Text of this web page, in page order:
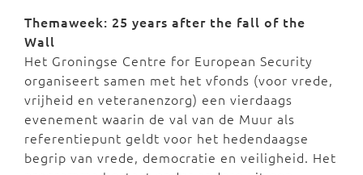
Themaweek: 25 years after the fall of the
Wall
Het Groningse Centre for European Security
organiseert samen met het vfonds (voor vrede,
vrijheid en veteranenzorg) een vierdaags
evenement waarin de val van de Muur als
referentiepunt geldt voor het hedendaagse
begrip van vrede, democratie en veiligheid. Het